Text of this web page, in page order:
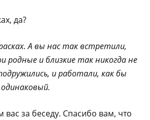
да?
А вы нас так встретили,
родные и близкие так никогда не
и работали, как бы
за беседу. Спасибо вам, что